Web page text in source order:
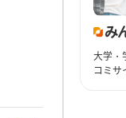
大学・
コミサ